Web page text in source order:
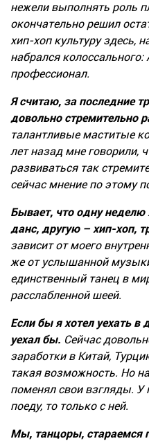
нежели выполнять роль
окончательно решил
хип-хоп культуру здесь,
набрался
профессионал.
Я считаю, за последние
довольно стремительно
талантливые маститые
лет назад мне говорили,
развиваться так
сейчас мнение по этому
Бывает, что одну неделю
данс, другую – хип-хоп,
зависит от моего
же от услышанной
единственный танец в
расслабленной шеей.
Если бы я хотел уехать в
уехал бы. Сейчас
заработки в Китай,
такая возможность. Но
поменял свои взгляды. У
поеду, то только с ней.
Мы, танцоры, стараемся